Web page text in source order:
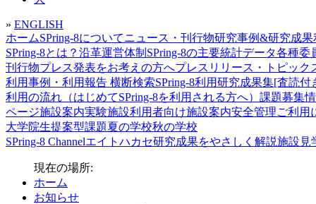
» ENGLISH
ホームSPring-8についてニュース・刊行物研究事例&研究成果
SPring-8とは？ 沿革運営体制 SPring-8の主要統計データ各種委
刊行物プレス発表をお考えの方へプレスリリース・トピック
利用事例・利用報告 横断検索SPring-8利用研究成果集[査読
利用の流れ（はじめてSPring-8を利用される方へ） 課題募集
ページ施設案内実験施設利用者向け施設案内安全管理ご利用
大学院生提案型課題夏の学校秋の学校
SPring-8 Channelエイトハカセ研究成果をやさしく解説施設見
現在の場所:
ホーム
お知らせ